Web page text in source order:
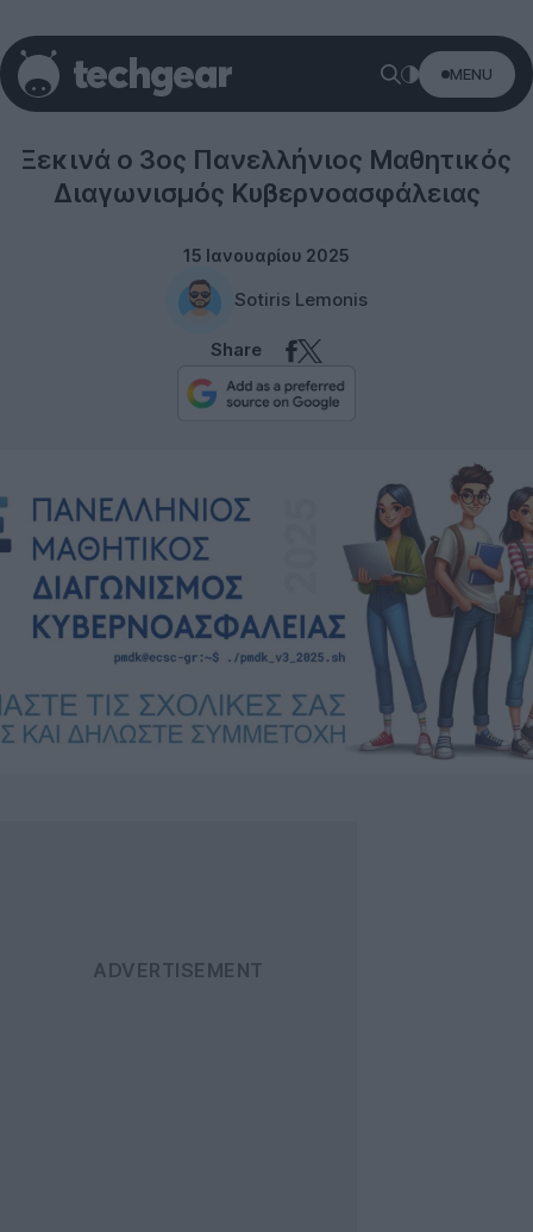
MENU
Ξεκινά ο 3ος Πανελλήνιος Μαθητικός
Διαγωνισμός Κυβερνοασφάλειας
15 Ιανουαρίου 2025
Sotiris Lemonis
Share